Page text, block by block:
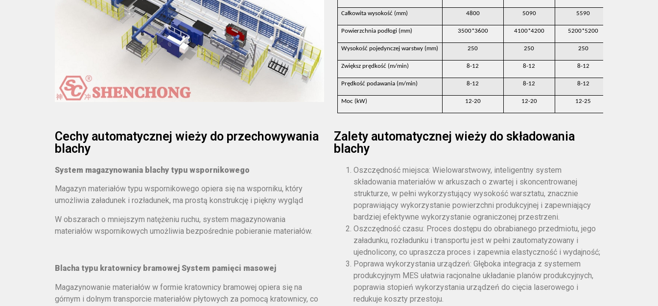
Całkowita wysokość (mm) 4800 5090 5590
Powierzchnia podłogi (mm) 3500*3600 4100*4200 5200*5200
Wysokość pojedynczej warstwy (mm) 250 250 250
Zwiększ prędkość (m/min) 8-12 8-12 8-12
Prędkość podawania (m/min) 8-12 8-12 8-12
Moc (kW) 12-20 12-20 12-25
Cechy automatycznej wieży do przechowywania
blachy
System magazynowania blachy typu wspornikowego
Magazyn materiałów typu wspornikowego opiera się na wsporniku, który
umożliwia załadunek i rozładunek, ma prostą konstrukcję i piękny wygląd
W obszarach o mniejszym natężeniu ruchu, system magazynowania
materiałów wspornikowych umożliwia bezpośrednie pobieranie materiałów.
Blacha typu kratownicy bramowej System pamięci masowej
Magazynowanie materiałów w formie kratownicy bramowej opiera się na
górnym i dolnym transporcie materiałów płytowych za pomocą kratownicy, co
Zalety automatycznej wieży do składowania
blachy
Oszczędność miejsca: Wielowarstwowy, inteligentny system
składowania materiałów w arkuszach o zwartej i skoncentrowanej
strukturze, w pełni wykorzystujący wysokość warsztatu, znacznie
poprawiający wykorzystanie powierzchni produkcyjnej i zapewniający
bardziej efektywne wykorzystanie ograniczonej przestrzeni.
Oszczędność czasu: Proces dostępu do obrabianego przedmiotu, jego
załadunku, rozładunku i transportu jest w pełni zautomatyzowany i
ujednolicony, co upraszcza proces i zapewnia elastyczność i wydajność;
Poprawa wykorzystania urządzeń: Głęboka integracja z systemem
produkcyjnym MES ułatwia racjonalne układanie planów produkcyjnych,
poprawia stopień wykorzystania urządzeń do cięcia laserowego i
redukuje koszty przestoju.